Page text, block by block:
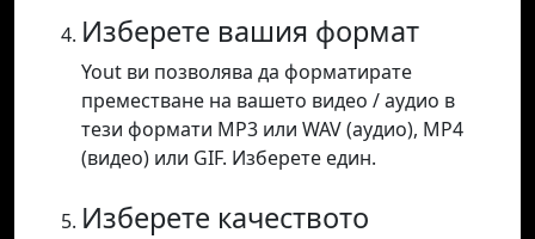
Изберете вашия формат
Yout ви позволява да форматирате
преместване на вашето видео / аудио в
тези формати MP3 или WAV (аудио), MP4
(видео) или GIF. Изберете един.
Изберете качеството